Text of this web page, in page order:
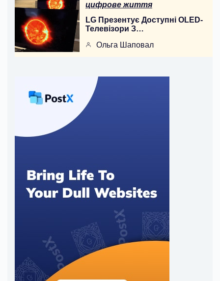
цифрове життя
LG Презентує Доступні OLED-
Телевізори З…
Ольга Шаповал